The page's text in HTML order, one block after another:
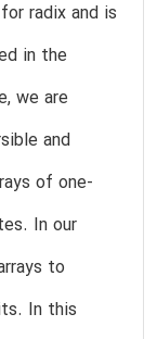
radix and is
in the
we are
and
of one-
In our
to
In this